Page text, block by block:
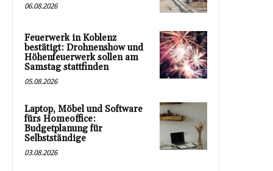
06.08.2026
Feuerwerk in Koblenz
bestätigt: Drohnenshow und
Höhenfeuerwerk sollen am
Samstag stattfinden
05.08.2026
Laptop, Möbel und Software
fürs Homeoffice:
Budgetplanung für
Selbstständige
03.08.2026